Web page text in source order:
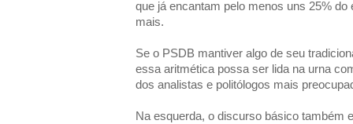
que já encantam pelo menos uns 25% do
mais.
Se o PSDB mantiver algo de seu
essa aritmética possa ser lida na urna
dos analistas e politólogos mais
Na esquerda, o discurso básico também